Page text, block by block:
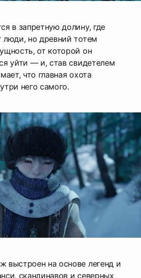
в запретную долину, где
люди, но древний тотем
от которой он
уйти — и, став свидетелем
что главная охота
него самого.
выстроен на основе легенд и
скандинавов и северных